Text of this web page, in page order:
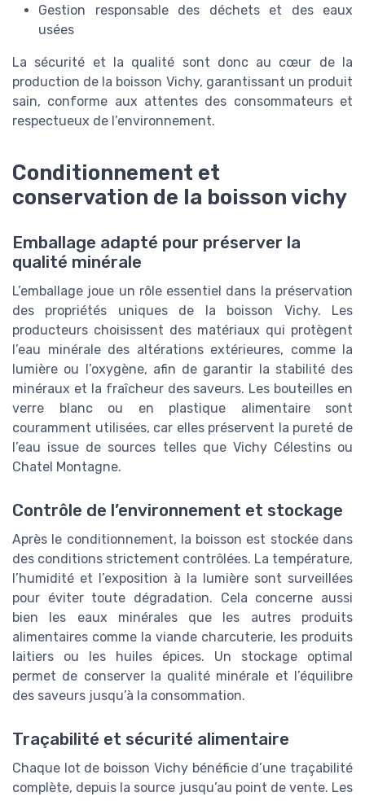
Gestion responsable des déchets et des eaux
usées
La sécurité et la qualité sont donc au cœur de la
production de la boisson Vichy, garantissant un produit
sain, conforme aux attentes des consommateurs et
respectueux de l’environnement.
Conditionnement et
conservation de la boisson vichy
Emballage adapté pour préserver la
qualité minérale
L’emballage joue un rôle essentiel dans la préservation
des propriétés uniques de la boisson Vichy. Les
producteurs choisissent des matériaux qui protègent
l’eau minérale des altérations extérieures, comme la
lumière ou l’oxygène, afin de garantir la stabilité des
minéraux et la fraîcheur des saveurs. Les bouteilles en
verre blanc ou en plastique alimentaire sont
couramment utilisées, car elles préservent la pureté de
l’eau issue de sources telles que Vichy Célestins ou
Chatel Montagne.
Contrôle de l’environnement et stockage
Après le conditionnement, la boisson est stockée dans
des conditions strictement contrôlées. La température,
l’humidité et l’exposition à la lumière sont surveillées
pour éviter toute dégradation. Cela concerne aussi
bien les eaux minérales que les autres produits
alimentaires comme la viande charcuterie, les produits
laitiers ou les huiles épices. Un stockage optimal
permet de conserver la qualité minérale et l’équilibre
des saveurs jusqu’à la consommation.
Traçabilité et sécurité alimentaire
Chaque lot de boisson Vichy bénéficie d’une traçabilité
complète, depuis la source jusqu’au point de vente. Les